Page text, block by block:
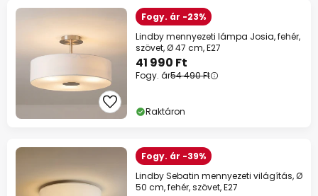
Fogy. ár -23%
Lindby mennyezeti lámpa Josia, fehér,
szövet, Ø 47 cm, E27
41 990 Ft
Fogy. ár54 490 Ft
Raktáron
Fogy. ár -39%
Lindby Sebatin mennyezeti világítás, Ø
50 cm, fehér, szövet, E27